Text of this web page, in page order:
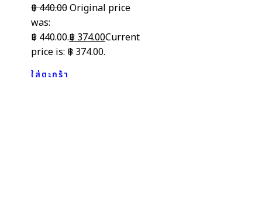
฿440.00Original price
was:
฿ 440.00.฿ 374.00Current
price is: ฿ 374.00.
ใส่ตะกร้า